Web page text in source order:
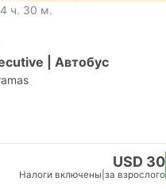
4 ч. 30 м.
| Автобус
USD 30
Налоги включены за взрослого